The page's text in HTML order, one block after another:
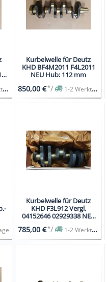
Kurbelwelle für Deutz
KHD BF4M2011 F4L2011
NEU Hub: 112 mm
850,00 €*/ 1-2 Werktage
Kurbelwelle für Deutz
KHD F3L912 Vergl.
04152646 02929338 NEU
785,00 €*/ 1-2 Werktage